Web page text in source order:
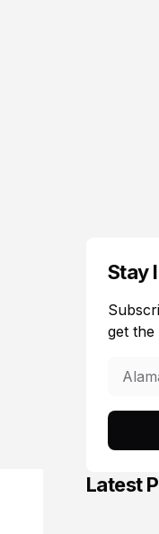
Stay
get the
Latest